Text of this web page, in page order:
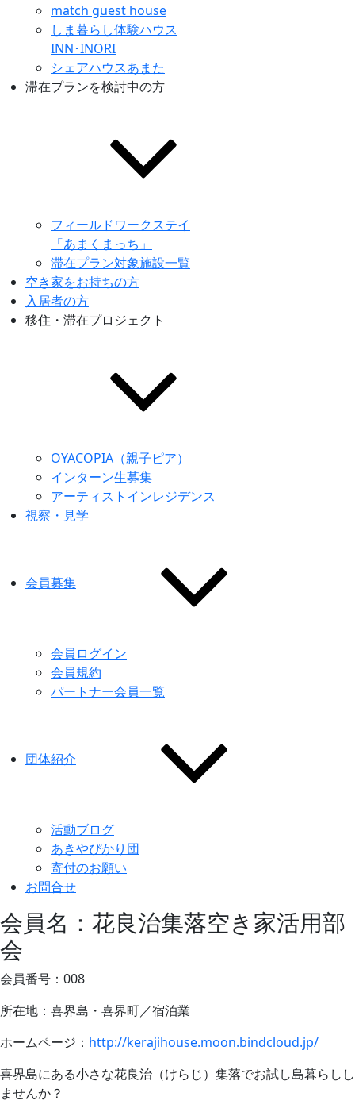
match guest house
しま暮らし体験ハウス
INN･INORI
シェアハウスあまた
滞在プランを検討中の方
フィールドワークステイ
「あまくまっち」
滞在プラン対象施設一覧
空き家をお持ちの方
入居者の方
移住・滞在プロジェクト
OYACOPIA（親子ピア）
インターン生募集
アーティストインレジデンス
視察・見学
会員募集
会員ログイン
会員規約
パートナー会員一覧
団体紹介
活動ブログ
あきやぴかり団
寄付のお願い
お問合せ
会員名：花良治集落空き家活用部
会
会員番号：008
所在地：喜界島・喜界町／宿泊業
ホームページ： http://kerajihouse.moon.bindcloud.jp/
喜界島にある小さな花良治（けらじ）集落でお試し島暮らしし
ませんか？